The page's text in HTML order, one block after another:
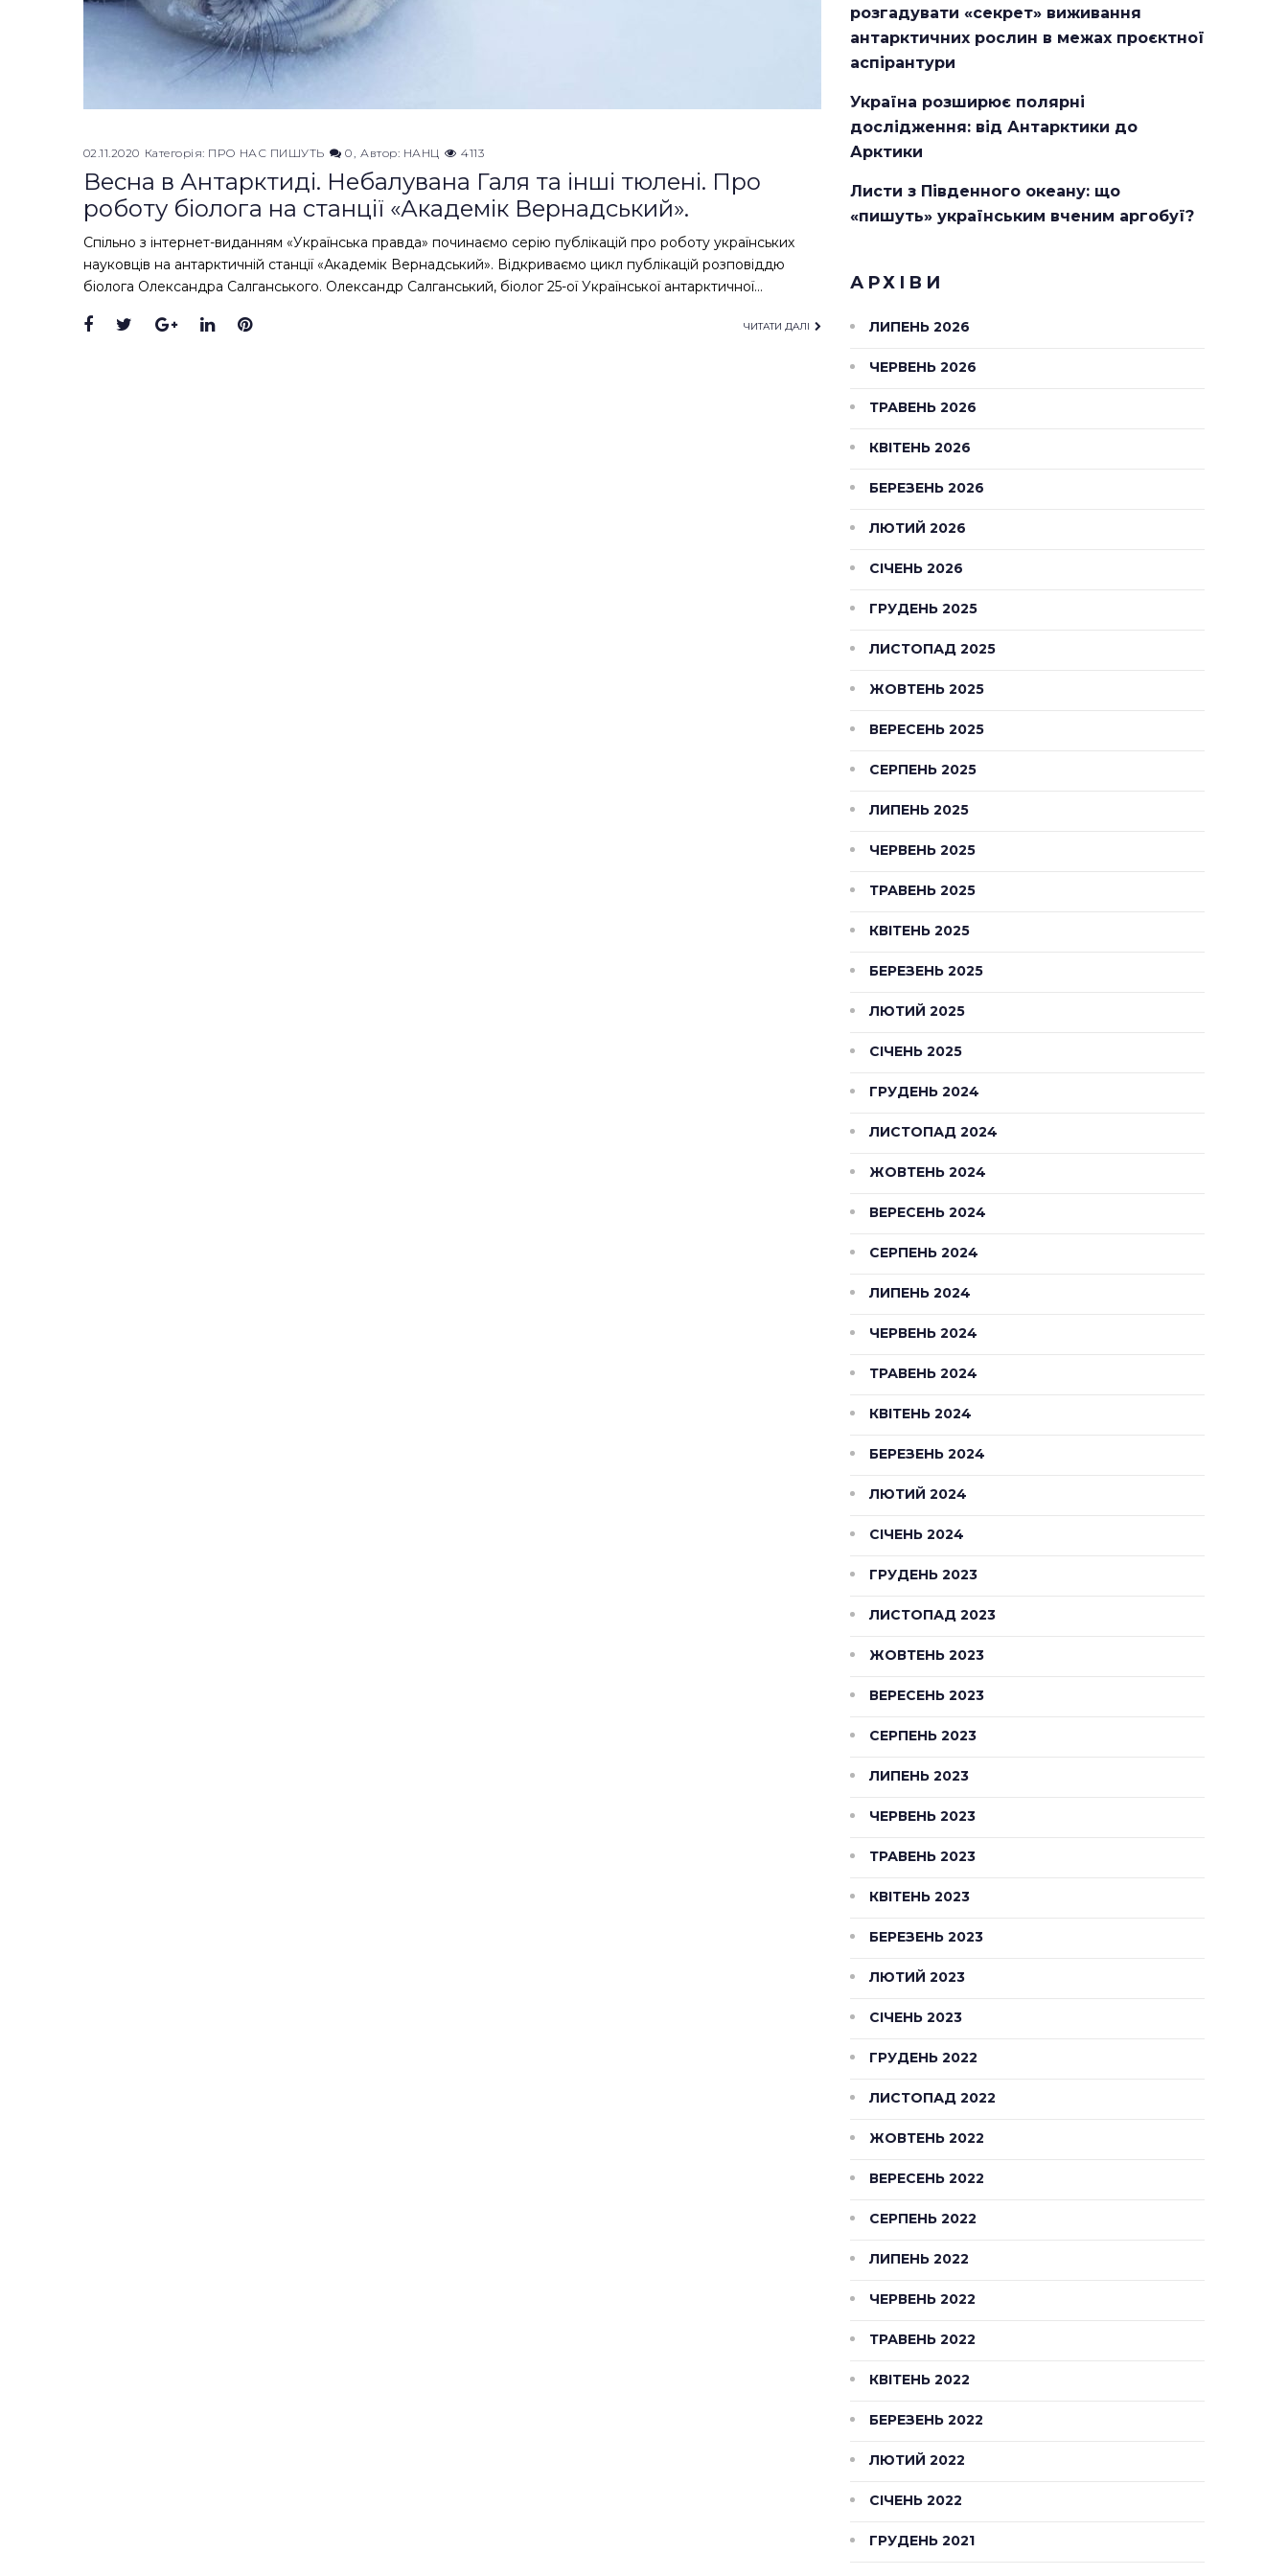
02.11.2020 Категорія: ПРО НАС ПИШУТЬ 0 Автор: НАНЦ 4113
Весна в Антарктиді. Небалувана Галя та інші тюлені. Про
роботу біолога на станції «Академік Вернадський».
Спільно з інтернет-виданням «Українська правда» починаємо серію публікацій про роботу українських
науковців на антарктичній станції «Академік Вернадський». Відкриваємо цикл публікацій розповіддю
біолога Олександра Салганського. Олександр Салганський, біолог 25-ої Української антарктичної…
Facebook
TwitterGoogle+
LinkedInPinterest ЧИТАТИ ДАЛІ
розгадувати «секрет» виживання
антарктичних рослин в межах проєктної
аспірантури
Україна розширює полярні
дослідження: від Антарктики до
Арктики
Листи з Південного океану: що
«пишуть» українським вченим аргобуї?
АРХІВИ
ЛИПЕНЬ 2026
ЧЕРВЕНЬ 2026
ТРАВЕНЬ 2026
КВІТЕНЬ 2026
БЕРЕЗЕНЬ 2026
ЛЮТИЙ 2026
СІЧЕНЬ 2026
ГРУДЕНЬ 2025
ЛИСТОПАД 2025
ЖОВТЕНЬ 2025
ВЕРЕСЕНЬ 2025
СЕРПЕНЬ 2025
ЛИПЕНЬ 2025
ЧЕРВЕНЬ 2025
ТРАВЕНЬ 2025
КВІТЕНЬ 2025
БЕРЕЗЕНЬ 2025
ЛЮТИЙ 2025
СІЧЕНЬ 2025
ГРУДЕНЬ 2024
ЛИСТОПАД 2024
ЖОВТЕНЬ 2024
ВЕРЕСЕНЬ 2024
СЕРПЕНЬ 2024
ЛИПЕНЬ 2024
ЧЕРВЕНЬ 2024
ТРАВЕНЬ 2024
КВІТЕНЬ 2024
БЕРЕЗЕНЬ 2024
ЛЮТИЙ 2024
СІЧЕНЬ 2024
ГРУДЕНЬ 2023
ЛИСТОПАД 2023
ЖОВТЕНЬ 2023
ВЕРЕСЕНЬ 2023
СЕРПЕНЬ 2023
ЛИПЕНЬ 2023
ЧЕРВЕНЬ 2023
ТРАВЕНЬ 2023
КВІТЕНЬ 2023
БЕРЕЗЕНЬ 2023
ЛЮТИЙ 2023
СІЧЕНЬ 2023
ГРУДЕНЬ 2022
ЛИСТОПАД 2022
ЖОВТЕНЬ 2022
ВЕРЕСЕНЬ 2022
СЕРПЕНЬ 2022
ЛИПЕНЬ 2022
ЧЕРВЕНЬ 2022
ТРАВЕНЬ 2022
КВІТЕНЬ 2022
БЕРЕЗЕНЬ 2022
ЛЮТИЙ 2022
СІЧЕНЬ 2022
ГРУДЕНЬ 2021